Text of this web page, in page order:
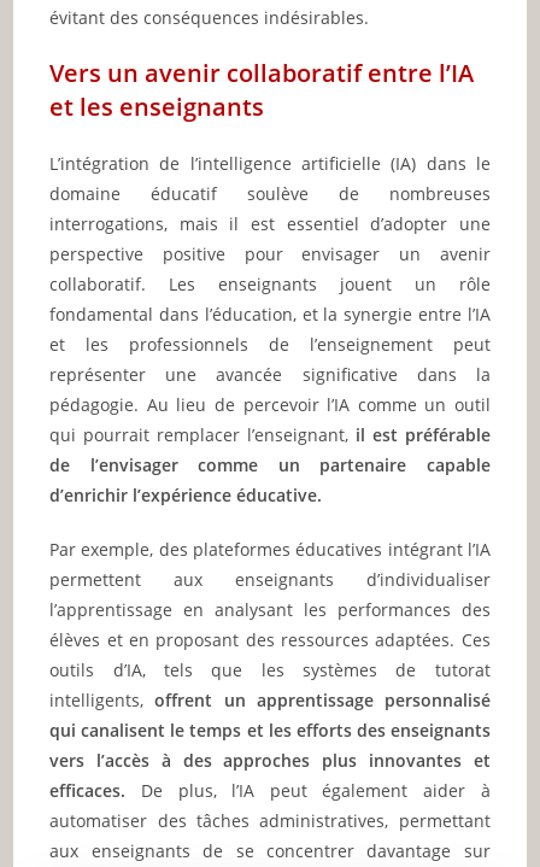
évitant des conséquences indésirables.
Vers un avenir collaboratif entre l’IA
et les enseignants
L’intégration de l’intelligence artificielle (IA) dans le
domaine éducatif soulève de nombreuses
interrogations, mais il est essentiel d’adopter une
perspective positive pour envisager un avenir
collaboratif. Les enseignants jouent un rôle
fondamental dans l’éducation, et la synergie entre l’IA
et les professionnels de l’enseignement peut
représenter une avancée significative dans la
pédagogie. Au lieu de percevoir l’IA comme un outil
qui pourrait remplacer l’enseignant, il est préférable
de l’envisager comme un partenaire capable
d’enrichir l’expérience éducative.
Par exemple, des plateformes éducatives intégrant l’IA
permettent aux enseignants d’individualiser
l’apprentissage en analysant les performances des
élèves et en proposant des ressources adaptées. Ces
outils d’IA, tels que les systèmes de tutorat
intelligents, offrent un apprentissage personnalisé
qui canalisent le temps et les efforts des enseignants
vers l’accès à des approches plus innovantes et
efficaces. De plus, l’IA peut également aider à
automatiser des tâches administratives, permettant
aux enseignants de se concentrer davantage sur